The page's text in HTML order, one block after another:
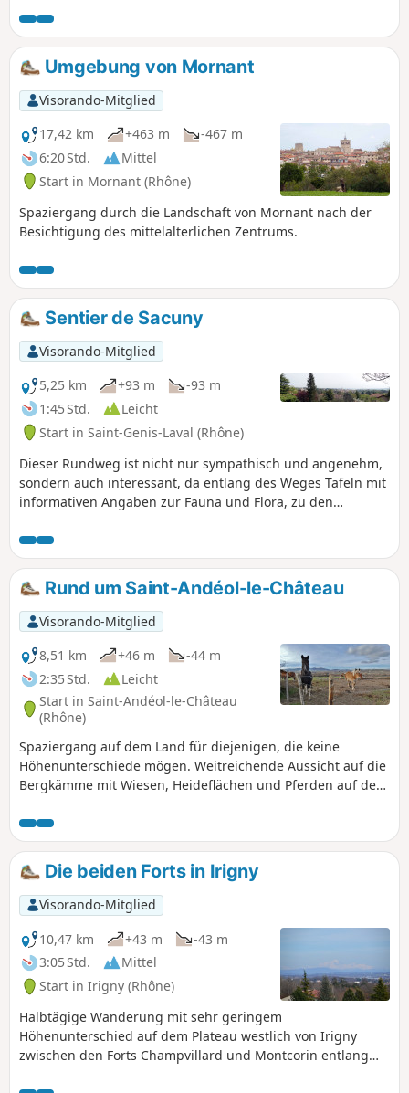
Umgebung von Mornant
Visorando-Mitglied
17,42 km
+463 m
-467 m
6:20 Std.
Mittel
Start in Mornant (Rhône)
Spaziergang durch die Landschaft von Mornant nach der
Besichtigung des mittelalterlichen Zentrums.
Sentier de Sacuny
Visorando-Mitglied
5,25 km
+93 m
-93 m
1:45 Std.
Leicht
Start in Saint-Genis-Laval (Rhône)
Dieser Rundweg ist nicht nur sympathisch und angenehm,
sondern auch interessant, da entlang des Weges Tafeln mit
informativen Angaben zur Fauna und Flora, zu den
das lokale landwirtschaftliche Erbe entdecken, das so nah
an Lyon sehr präsent ist.
Rund um Saint-Andéol-le-Château
Visorando-Mitglied
8,51 km
+46 m
-44 m
2:35 Std.
Leicht
Start in Saint-Andéol-le-Château
(Rhône)
Spaziergang auf dem Land für diejenigen, die keine
Höhenunterschiede mögen. Weitreichende Aussicht auf die
Bergkämme mit Wiesen, Heideflächen und Pferden auf dem
Die beiden Forts in Irigny
Visorando-Mitglied
10,47 km
+43 m
-43 m
3:05 Std.
Mittel
Start in Irigny (Rhône)
Halbtägige Wanderung mit sehr geringem
Höhenunterschied auf dem Plateau westlich von Irigny
zwischen den Forts Champvillard und Montcorin entlang